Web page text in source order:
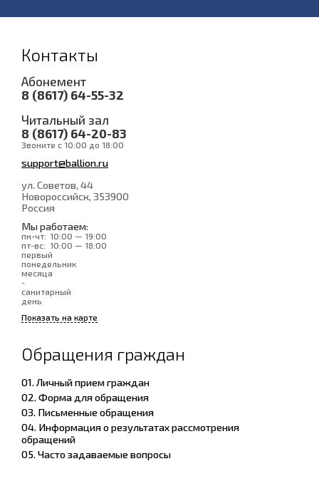
Контакты
Абонемент
8 (8617) 64-55-32
Читальный зал
8 (8617) 64-20-83
Звоните с 10:00 до 18:00
support@ballion.ru
ул. Советов, 44
Новороссийск, 353900
Россия
Мы работаем:
пн-чт: 10:00 — 19:00
пт-вс: 10:00 — 18:00
первый
понедельник
месяца
-
санитарный
день
Показать на карте
Обращения граждан
01. Личный прием граждан
02. Форма для обращения
03. Письменные обращения
04. Информация о результатах рассмотрения
обращений
05. Часто задаваемые вопросы